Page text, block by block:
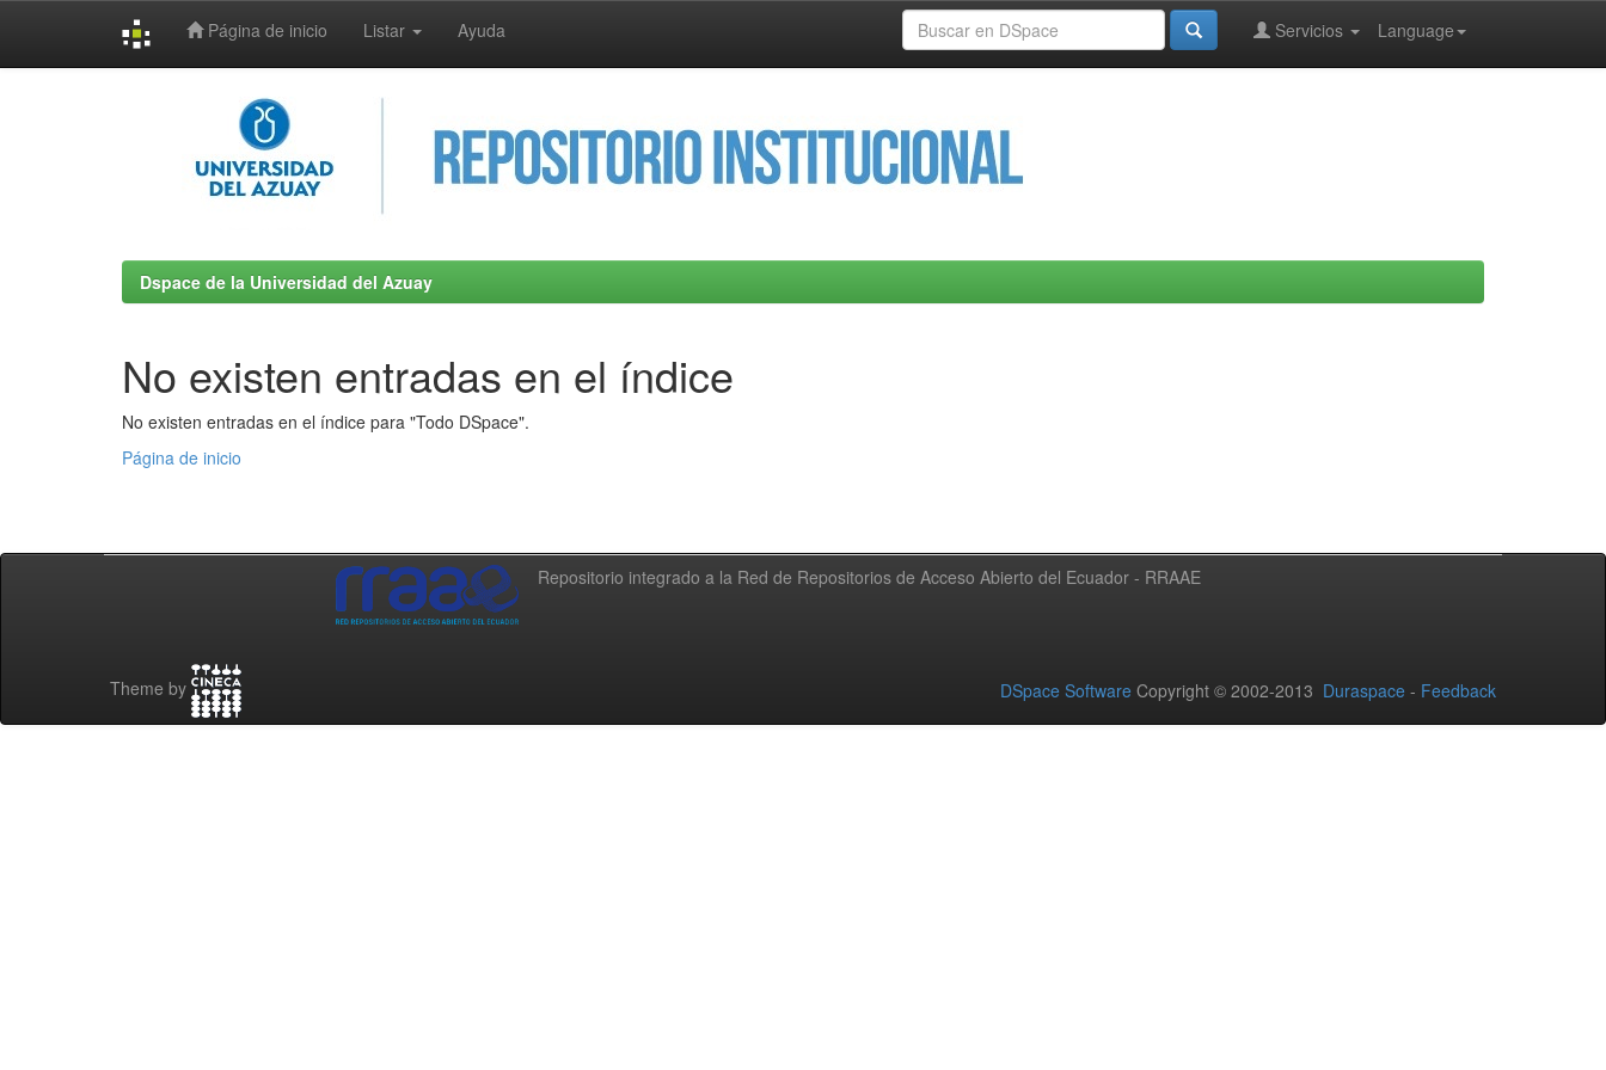
Página de inicio Listar Ayuda Language
Servicios
Dspace de la Universidad del Azuay
No existen entradas en el índice
No existen entradas en el índice para "Todo DSpace".
Página de inicio
Repositorio integrado a la Red de Repositorios de Acceso Abierto del Ecuador - RRAAE
Theme by DSpace Software Copyright © 2002-2013 Duraspace - Feedback